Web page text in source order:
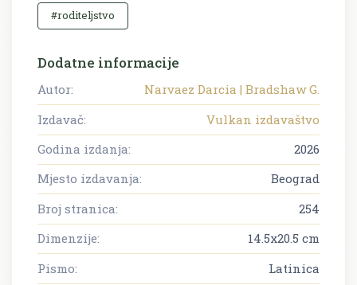
#roditeljstvo
Dodatne informacije
Autor:
Narvaez Darcia | Bradshaw G.
Izdavač:
Vulkan izdavaštvo
Godina izdanja:
2026
Mjesto izdavanja:
Beograd
Broj stranica:
254
Dimenzije:
14.5x20.5 cm
Pismo:
Latinica